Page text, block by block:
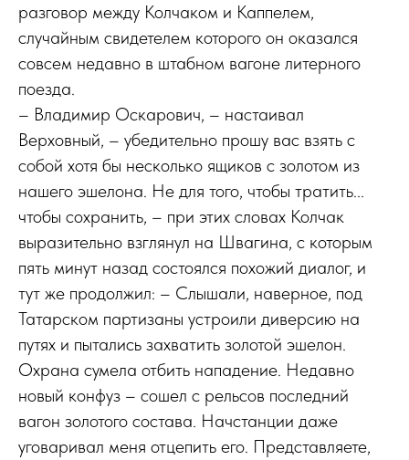
разговор между Колчаком и Каппелем,
случайным свидетелем которого он оказался
совсем недавно в штабном вагоне литерного
поезда.
– Владимир Оскарович, – настаивал
Верховный, – убедительно прошу вас взять с
собой хотя бы несколько ящиков с золотом из
нашего эшелона. Не для того, чтобы тратить...
чтобы сохранить, – при этих словах Колчак
выразительно взглянул на Швагина, с которым
пять минут назад состоялся похожий диалог, и
тут же продолжил: – Слышали, наверное, под
Татарском партизаны устроили диверсию на
путях и пытались захватить золотой эшелон.
Охрана сумела отбить нападение. Недавно
новый конфуз – сошел с рельсов последний
вагон золотого состава. Начстанции даже
уговаривал меня отцепить его. Представляете,